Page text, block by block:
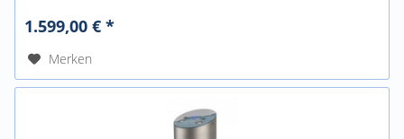
1.599,00 € *
Merken